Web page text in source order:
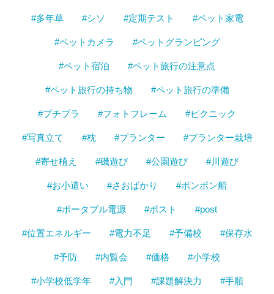
#多年草 #シソ #定期テスト #ペット家電
#ペットカメラ #ペットグランピング
#ペット宿泊 #ペット旅行の注意点
#ペット旅行の持ち物 #ペット旅行の準備
#プチプラ #フォトフレーム #ピクニック
#写真立て #枕 #プランター #プランター栽培
#寄せ植え #磯遊び #公園遊び #川遊び
#お小遣い #さおばかり #ポンポン船
#ポータブル電源 #ポスト #post
#位置エネルギー #電力不足 #予備校 #保存水
#予防 #内覧会 #価格 #小学校
#小学校低学年 #入門 #課題解決力 #手順